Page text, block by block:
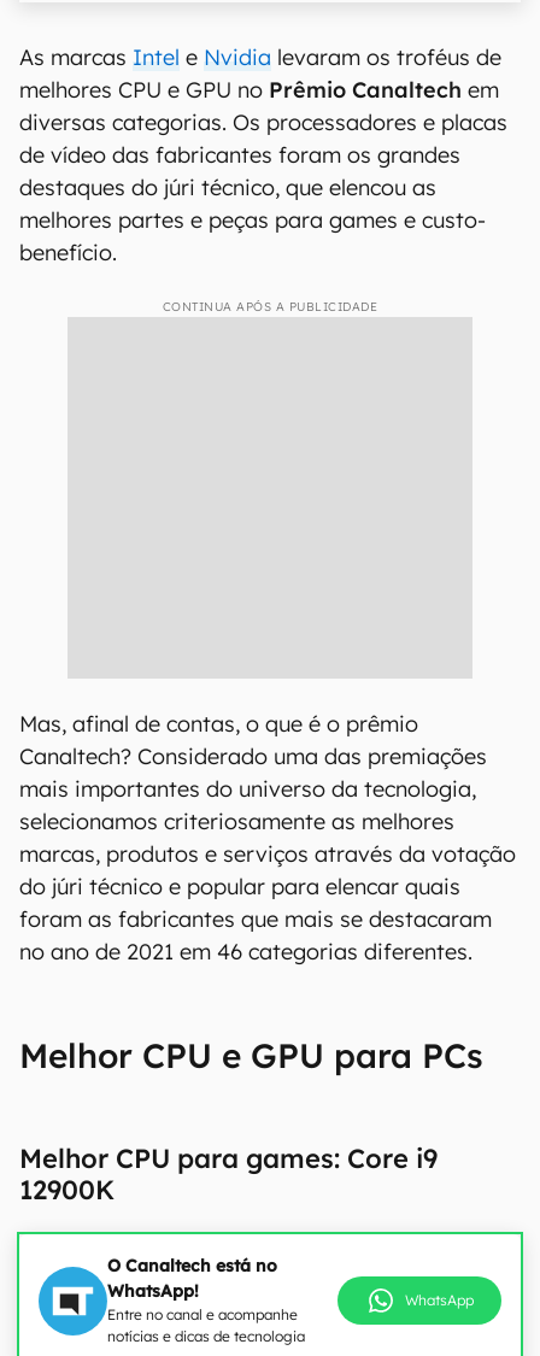
As marcas Intel e Nvidia levaram os troféus de
melhores CPU e GPU no Prêmio Canaltech em
diversas categorias. Os processadores e placas
de vídeo das fabricantes foram os grandes
destaques do júri técnico, que elencou as
melhores partes e peças para games e custo-
benefício.
CONTINUA APÓS A PUBLICIDADE
Mas, afinal de contas, o que é o prêmio
Canaltech? Considerado uma das premiações
mais importantes do universo da tecnologia,
selecionamos criteriosamente as melhores
marcas, produtos e serviços através da votação
do júri técnico e popular para elencar quais
foram as fabricantes que mais se destacaram
no ano de 2021 em 46 categorias diferentes.
Melhor CPU e GPU para PCs
Melhor CPU para games: Core i9
12900K
O Canaltech está no
WhatsApp!
Entre no canal e acompanhe
notícias e dicas de tecnologia
WhatsApp